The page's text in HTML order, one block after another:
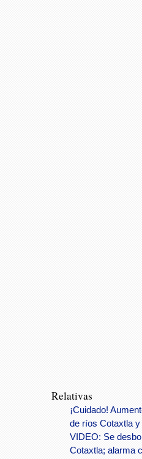
Relativas
¡Cuidado!
de ríos Cotaxtla
VIDEO: Se
Cotaxtla; alarma